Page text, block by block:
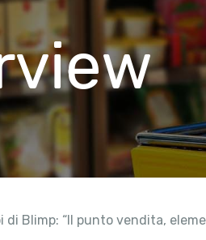
di Blimp: “Il punto vendita,